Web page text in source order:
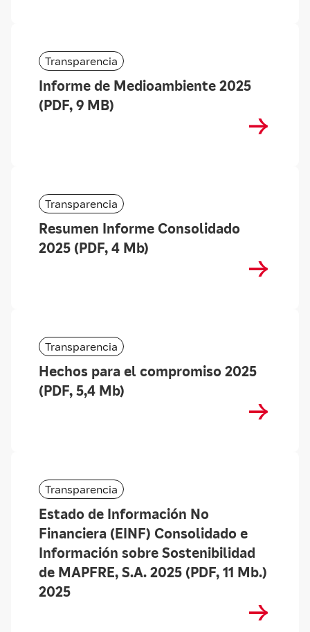
Transparencia
Informe de Medioambiente 2025
(PDF, 9 MB)
Transparencia
Resumen Informe Consolidado
2025 (PDF, 4 Mb)
Transparencia
Hechos para el compromiso 2025
(PDF, 5,4 Mb)
Transparencia
Estado de Información No
Financiera (EINF) Consolidado e
Información sobre Sostenibilidad
de MAPFRE, S.A. 2025 (PDF, 11 Mb.)
2025